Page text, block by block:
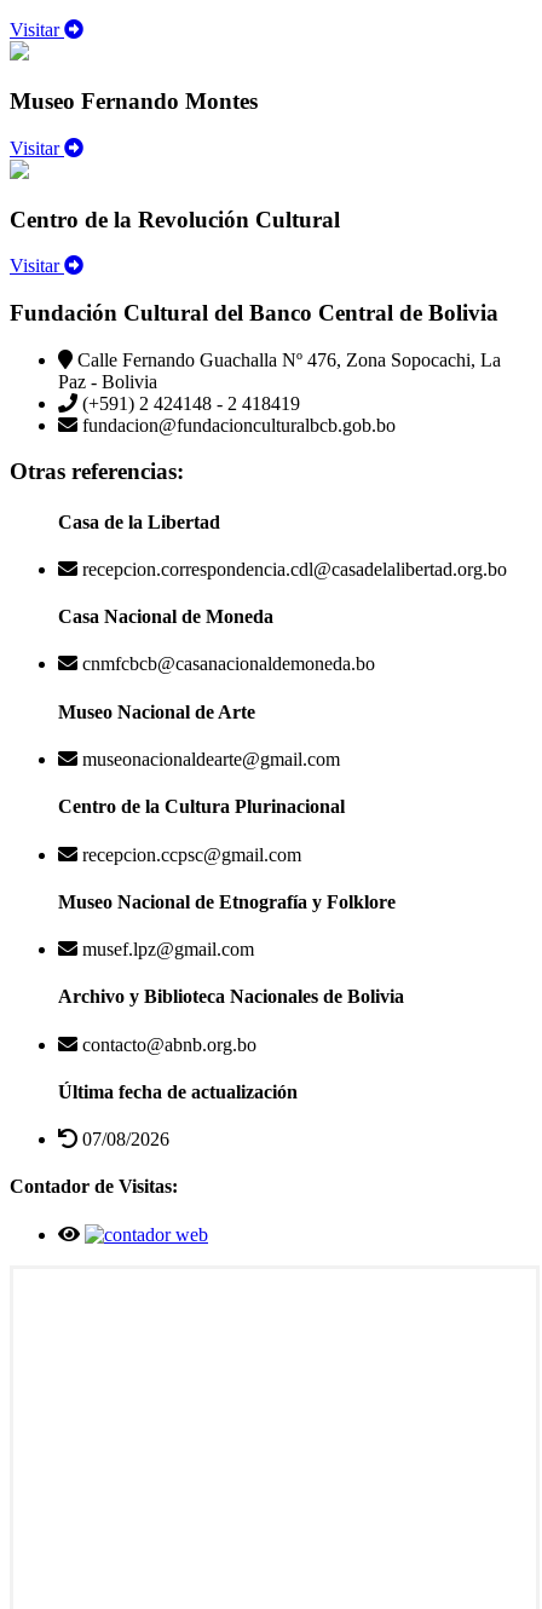
Visitar
Museo Fernando Montes
Visitar
Centro de la Revolución Cultural
Visitar
Fundación Cultural del Banco Central de Bolivia
Calle Fernando Guachalla Nº 476, Zona Sopocachi, La
Paz - Bolivia
(+591) 2 424148 - 2 418419
fundacion@fundacionculturalbcb.gob.bo
Otras referencias:
Casa de la Libertad
recepcion.correspondencia.cdl@casadelalibertad.org.bo
Casa Nacional de Moneda
cnmfcbcb@casanacionaldemoneda.bo
Museo Nacional de Arte
museonacionaldearte@gmail.com
Centro de la Cultura Plurinacional
recepcion.ccpsc@gmail.com
Museo Nacional de Etnografía y Folklore
musef.lpz@gmail.com
Archivo y Biblioteca Nacionales de Bolivia
contacto@abnb.org.bo
Última fecha de actualización
07/08/2026
Contador de Visitas: